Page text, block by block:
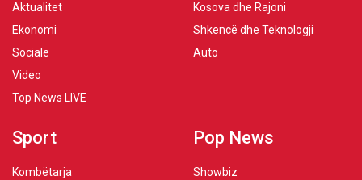
Aktualitet
Ekonomi
Sociale
Video
Top News LIVE
Kosova dhe Rajoni
Shkencë dhe Teknologji
Auto
Sport
Kombëtarja
Pop News
Showbiz